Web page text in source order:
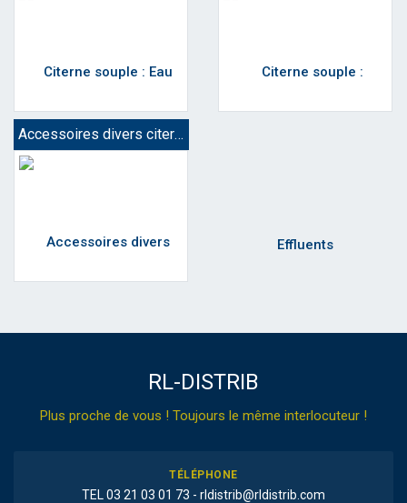
Accessoires divers citerne souple
RL-DISTRIB
Plus proche de vous ! Toujours le même interlocuteur !
TÉLÉPHONE
TEL 03 21 03 01 73 - rldistrib@rldistrib.com